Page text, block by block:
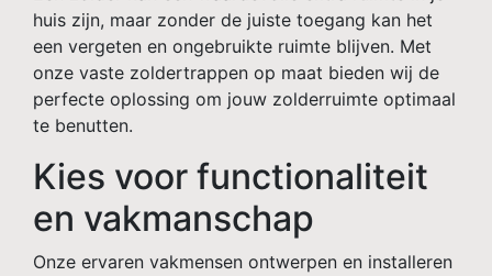
huis zijn, maar zonder de juiste toegang kan het
een vergeten en ongebruikte ruimte blijven. Met
onze vaste zoldertrappen op maat bieden wij de
perfecte oplossing om jouw zolderruimte optimaal
te benutten.
Kies voor functionaliteit
en vakmanschap
Onze ervaren vakmensen ontwerpen en installeren